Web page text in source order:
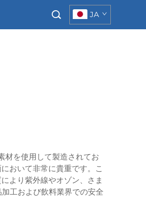
JA
材を使用して製造されてお
おいて非常に貴重です。こ
より紫外線やオゾン、さま
工および飲料業界での安全